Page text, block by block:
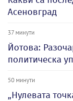
Асеновград
37 минути
Йотова:
политическа
50 минути
„Нулевата